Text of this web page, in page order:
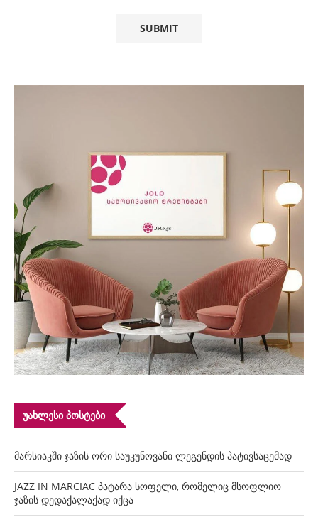
ᲣᲐᲮᲚᲔᲡᲘ ᲞᲝᲡᲢᲔᲑᲘ
მარსიაკში ჯაზის ორი საუკუნოვანი ლეგენდის პატივსაცემად
JAZZ IN MARCIAC პატარა სოფელი, რომელიც მსოფლიო
ჯაზის დედაქალაქად იქცა